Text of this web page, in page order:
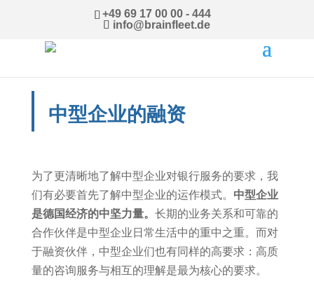
+49 69 17 00 00 - 444
info@brainfleet.de
中型企业的融资
为了更清晰地了解中型企业对银行服务的要求，我
们有必要首先了解中型企业的运作模式。 中型企业
是德国经济的中坚力量。 长期的业务关系和可靠的
合作伙伴是中型企业日常生活中的重中之重。而对
于融资伙伴，中型企业们也有同样的高要求：高质
量的咨询服务与相互的理解是最为核心的要求。